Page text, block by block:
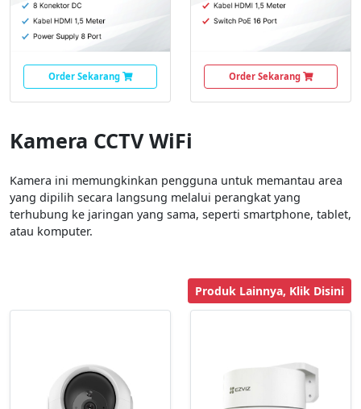
Order Sekarang Order Sekarang
Kamera CCTV WiFi
Kamera ini memungkinkan pengguna untuk memantau area
yang dipilih secara langsung melalui perangkat yang
terhubung ke jaringan yang sama, seperti smartphone, tablet,
atau komputer.
Produk Lainnya, Klik Disini